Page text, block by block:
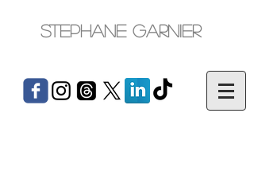
Stephane Garnier